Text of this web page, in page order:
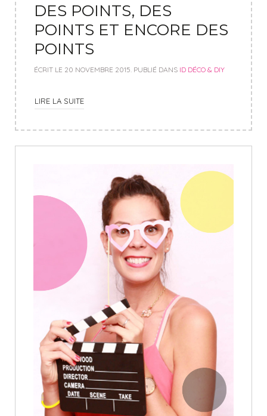
DES POINTS, DES
POINTS ET ENCORE DES
POINTS
ÉCRIT LE 20 NOVEMBRE 2015 . PUBLIÉ DANS ID DÉCO & DIY
LIRE LA SUITE